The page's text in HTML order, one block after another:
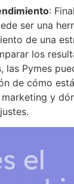
:
ser una
de una
los
las Pymes
de cómo
y